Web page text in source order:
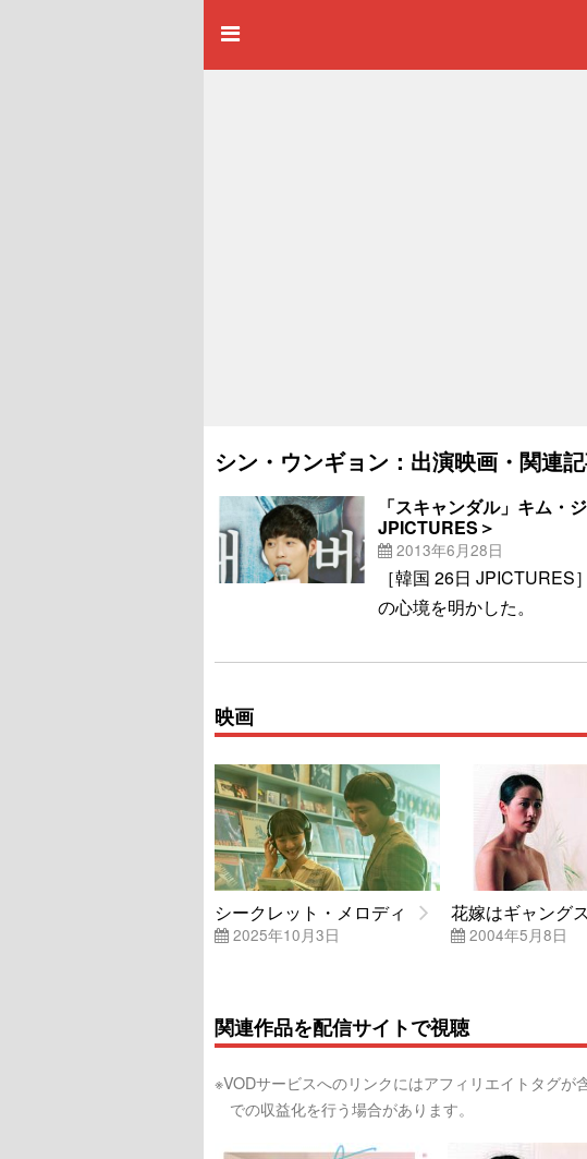
シン・ウンギョン：出演映画・関連
「スキャンダル」キム・
JPICTURES＞
2013年6月28日
［韓国 26日
の心境を明かした。
映画
シークレット・メロディ
2025年10月3日
花嫁はギャング
2004年5月8日
関連作品を配信サイトで視聴
※VODサービスへのリンクにはアフィリエイトタグ
での収益化を行う場合があります。